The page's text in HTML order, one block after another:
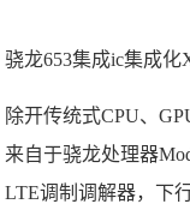
骁龙653集成ic集成
除开传统式CPU、
来自于骁龙处理器
LTE调制调解器，下